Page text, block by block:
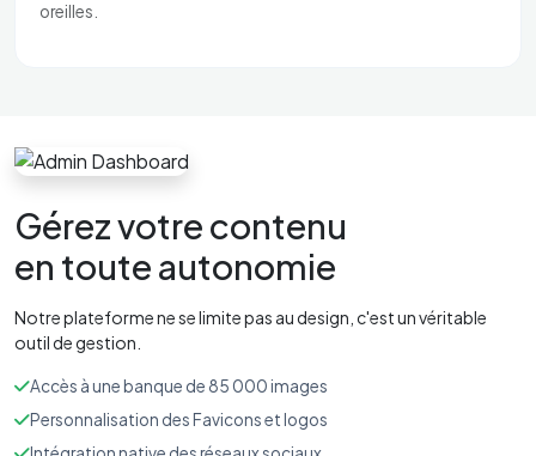
oreilles.
Gérez votre contenu
en toute autonomie
Notre plateforme ne se limite pas au design, c'est un véritable
outil de gestion.
Accès à une banque de 85 000 images
Personnalisation des Favicons et logos